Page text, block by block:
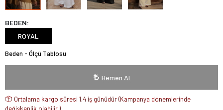
BEDEN:
ROYAL
Beden - Ölçü Tablosu
Hemen Al
Ortalama kargo süresi 1,4 iş günüdür (Kampanya dönemlerinde